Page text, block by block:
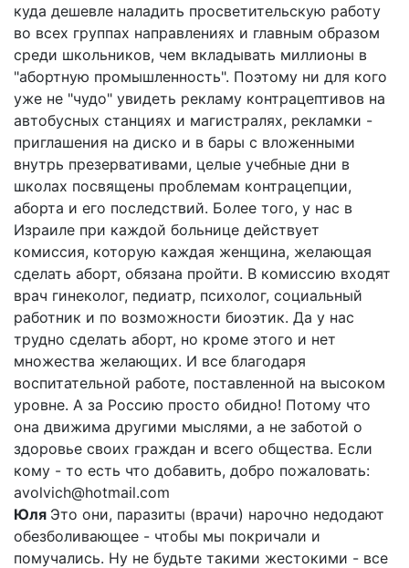
куда дешевле наладить просветительскую работу
во всех группах направлениях и главным образом
среди школьников, чем вкладывать миллионы в
"абортную промышленность". Поэтому ни для кого
уже не "чудо" увидеть рекламу контрацептивов на
автобусных станциях и магистралях, рекламки -
приглашения на диско и в бары с вложенными
внутрь презервативами, целые учебные дни в
школах посвящены проблемам контрацепции,
аборта и его последствий. Более того, у нас в
Израиле при каждой больнице действует
комиссия, которую каждая женщина, желающая
сделать аборт, обязана пройти. В комиссию входят
врач гинеколог, педиатр, психолог, социальный
работник и по возможности биоэтик. Да у нас
трудно сделать аборт, но кроме этого и нет
множества желающих. И все благодаря
воспитательной работе, поставленной на высоком
уровне. А за Россию просто обидно! Потому что
она движима другими мыслями, а не заботой о
здоровье своих граждан и всего общества. Если
кому - то есть что добавить, добро пожаловать:
avolvich@hotmail.com
Юля Это они, паразиты (врачи) нарочно недодают
обезболивающее - чтобы мы покричали и
помучались. Ну не будьте такими жестокими - все